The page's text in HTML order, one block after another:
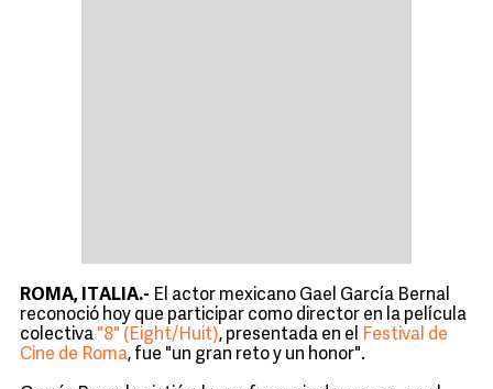
ROMA, ITALIA.- El actor mexicano Gael García Bernal
reconoció hoy que participar como director en la película
colectiva "8" (Eight/Huit), presentada en el
Festival de
Cine de Roma, fue "un gran reto y un honor".